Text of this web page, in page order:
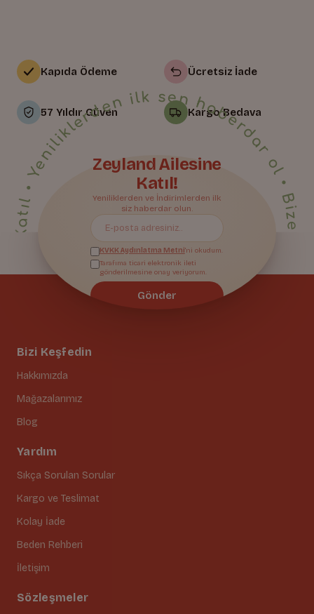
Kapıda Ödeme
57 Yıldır Güven
Ücretsiz İade
Kargo Bedava
Bizi Keşfedin
Hakkımızda
Mağazalarımız
Blog
Yardım
Sıkça Sorulan Sorular
Kargo ve Teslimat
Kolay İade
Beden Rehberi
İletişim
Sözleşmeler
Bize Katıl• Yeniliklerden ilk sen haberdar ol • Bize Katıl • Yeniliklerden ilk sen haberdar ol • Bize Katıl • Yeniliklerden ilk sen haberdar ol • Bize Katıl • Yeniliklerden ilk sen haberdar ol • Bize Katıl • Yeniliklerden ilk sen haberdar ol • Bize Katıl • Yeniliklerden ilk sen haberdar ol • Bize Katıl • Yeniliklerden ilk sen haberdar ol • Bize Katıl • Yeniliklerden ilk sen haberdar ol • Bize Katıl • Yeniliklerden ilk sen haberdar ol • Bize Katıl • Yeniliklerden ilk sen haberdar ol • Bize Katıl • Yeniliklerden ilk sen haberdar ol • Bize Katıl • Yeniliklerden ilk sen haberdar ol • Bize Katıl • Yeniliklerden ilk sen haberdar ol • Bize Katıl • Yeniliklerden ilk sen haberdar ol • Bize Katıl • Yeniliklerden ilk sen haberdar ol •
Zeyland Ailesine
Katıl!
Yeniliklerden ve İndirimlerden ilk
siz haberdar olun.
KVKK Aydınlatma Metni'ni okudum.
Tarafıma ticari elektronik ileti
gönderilmesine onay veriyorum.
Gönder